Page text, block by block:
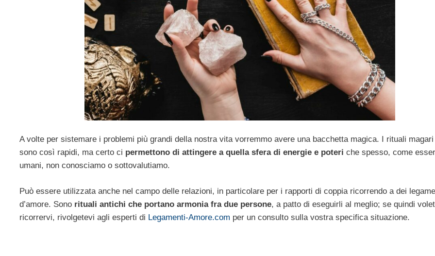
A volte per sistemare i problemi più grandi della nostra vita vorremmo avere una bacchetta magica. I rituali magari
sono così rapidi, ma certo ci permettono di attingere a quella sfera di energie e poteri che spesso, come
umani, non conosciamo o sottovalutiamo.
Può essere utilizzata anche nel campo delle relazioni, in particolare per i rapporti di coppia ricorrendo a dei
d’amore. Sono rituali antichi che portano armonia fra due persone, a patto di eseguirli al meglio; se quindi
ricorrervi, rivolgetevi agli esperti di Legamenti-Amore.com per un consulto sulla vostra specifica situazione.